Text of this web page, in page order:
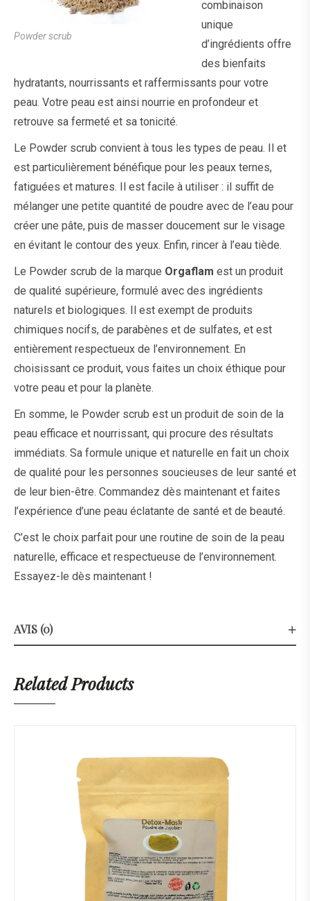
Powder scrub
combinaison
unique
d’ingrédients offre
des bienfaits
hydratants, nourrissants et raffermissants pour votre
peau. Votre peau est ainsi nourrie en profondeur et
retrouve sa fermeté et sa tonicité.
Le Powder scrub convient à tous les types de peau. Il et
est particulièrement bénéfique pour les peaux ternes,
fatiguées et matures. Il est facile à utiliser : il suffit de
mélanger une petite quantité de poudre avec de l’eau pour
créer une pâte, puis de masser doucement sur le visage
en évitant le contour des yeux. Enfin, rincer à l’eau tiède.
Le Powder scrub de la marque Orgaflam est un produit
de qualité supérieure, formulé avec des ingrédients
naturels et biologiques. Il est exempt de produits
chimiques nocifs, de parabènes et de sulfates, et est
entièrement respectueux de l’environnement. En
choisissant ce produit, vous faites un choix éthique pour
votre peau et pour la planète.
En somme, le Powder scrub est un produit de soin de la
peau efficace et nourrissant, qui procure des résultats
immédiats. Sa formule unique et naturelle en fait un choix
de qualité pour les personnes soucieuses de leur santé et
de leur bien-être. Commandez dès maintenant et faites
l’expérience d’une peau éclatante de santé et de beauté.
C’est le choix parfait pour une routine de soin de la peau
naturelle, efficace et respectueuse de l’environnement.
Essayez-le dès maintenant !
AVIS (0)
Related Products